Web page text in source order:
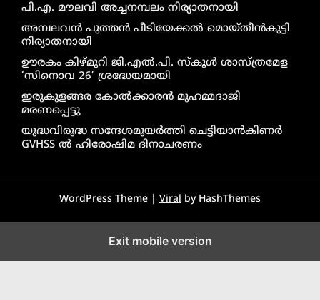
പി.എ. മൗലവി അച്ചനമ്പലം നിര്യാതനായി
അമ്പലവൻ പുത്തൻ പീടിയേക്കൽ മൊയ്തീൻകുട്ടി
നിര്യാതനായി
ഊരകം കിഴ്മുറി ജി.എൽ.പി. സ്കൂൾ ശാസ്ത്രമേള
‘സിനൊവ 26’ ശ്രദ്ധേയമായി
ഇരുകുളങ്ങര കോൽക്കാരൻ മുഹമ്മദാജി
മരണപ്പെട്ടു
യുദ്ധവിരുദ്ധ സന്ദേശമുയർത്തി ചെട്ടിയാൻകിണർ
GVHSS ൽ ഹിരോഷിമ ദിനാചരണം
WordPress Theme | Viral by HashThemes
Exit mobile version